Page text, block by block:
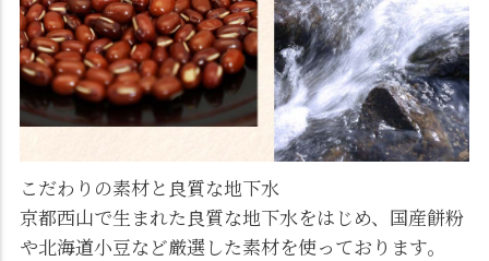
こだわりの素材と良質な地下水
京都西山で生まれた良質な地下水をはじめ、国産餅粉
や北海道小豆など厳選した素材を使っております。